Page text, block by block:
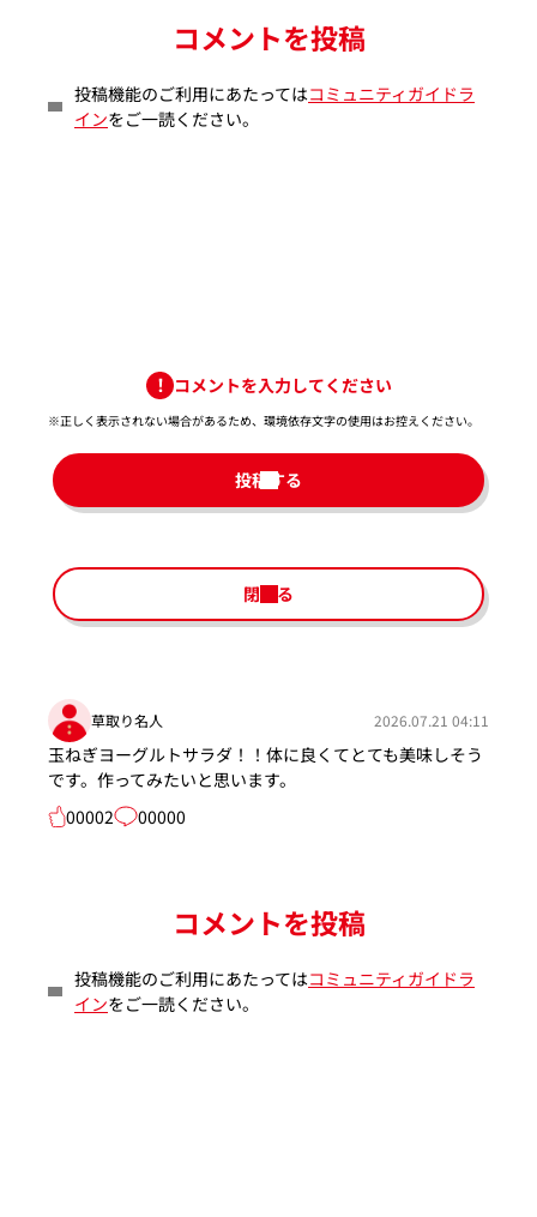
コメントを投稿
投稿機能のご利用にあたってはコミュニティガイドラ
インをご一読ください。
コメントを入力してください
※正しく表示されない場合があるため、環境依存文字の使用はお控えください。​
投稿する
閉じる
草取り名人 2026.07.21 04:11
玉ねぎヨーグルトサラダ！！体に良くてとても美味しそう
です。作ってみたいと思います。
00002
00000
コメントを投稿
投稿機能のご利用にあたってはコミュニティガイドラ
インをご一読ください。